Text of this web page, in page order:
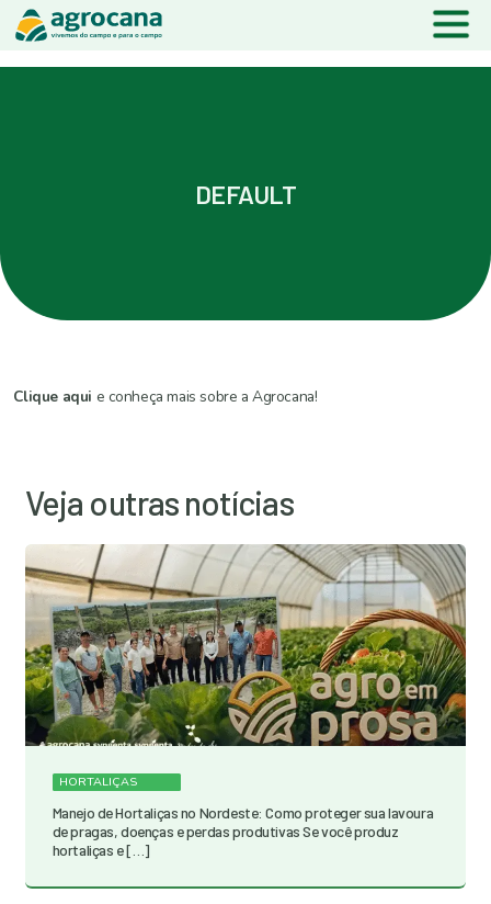
DEFAULT
Clique aqui e conheça mais sobre a Agrocana!
Veja outras notícias
HORTALIÇAS
Manejo de Hortaliças no Nordeste: Como proteger sua lavoura
de pragas, doenças e perdas produtivas Se você produz
hortaliças e […]